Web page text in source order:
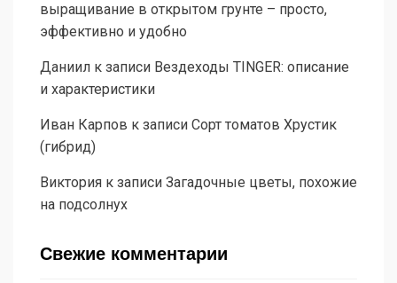
выращивание в открытом грунте – просто,
эффективно и удобно
Даниил к записи Вездеходы TINGER: описание
и характеристики
Иван Карпов к записи Сорт томатов Хрустик
(гибрид)
Виктория к записи Загадочные цветы, похожие
на подсолнух
Свежие комментарии